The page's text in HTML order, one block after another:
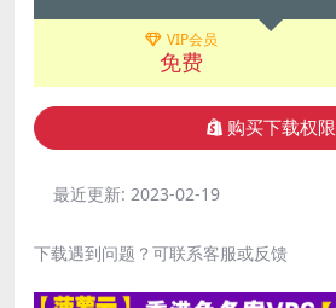
VIP会员
免费
购买下载权限
最近更新: 2023-02-19
下载遇到问题？可联系客服或反馈